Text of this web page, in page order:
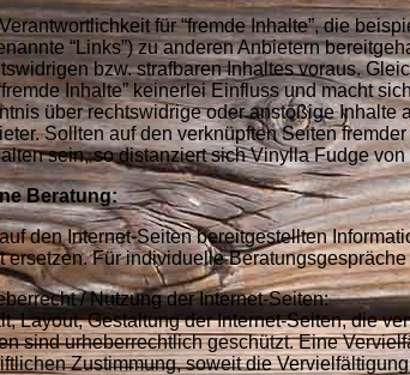
für “fremde Inhalte”, die
“Links”) zu anderen Anbietern
bzw. strafbaren Inhaltes voraus.
Inhalte” keinerlei Einfluss und macht
über rechtswidrige oder anstößige Inhalte
Sollten auf den verknüpften Seiten
sein, so distanziert sich Vinylla Fudge
Beratung:
den Internet-Seiten bereitgestellten
ersetzen. Für individuelle
/ Nutzung der Internet-Seiten:
Layout, Gestaltung der Internet-Seiten, die
sind urheberrechtlich geschützt. Eine
Zustimmung, soweit die